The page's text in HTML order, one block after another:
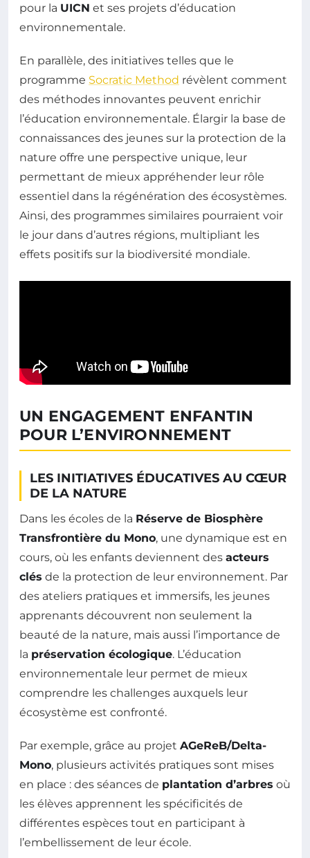
pour la UICN et ses projets d’éducation
environnementale.
En parallèle, des initiatives telles que le
programme Socratic Method révèlent comment
des méthodes innovantes peuvent enrichir
l’éducation environnementale. Élargir la base de
connaissances des jeunes sur la protection de la
nature offre une perspective unique, leur
permettant de mieux appréhender leur rôle
essentiel dans la régénération des écosystèmes.
Ainsi, des programmes similaires pourraient voir
le jour dans d’autres régions, multipliant les
effets positifs sur la biodiversité mondiale.
UN ENGAGEMENT ENFANTIN
POUR L’ENVIRONNEMENT
LES INITIATIVES ÉDUCATIVES AU CŒUR
DE LA NATURE
Dans les écoles de la Réserve de Biosphère
Transfrontière du Mono, une dynamique est en
cours, où les enfants deviennent des acteurs
clés de la protection de leur environnement. Par
des ateliers pratiques et immersifs, les jeunes
apprenants découvrent non seulement la
beauté de la nature, mais aussi l’importance de
la préservation écologique. L’éducation
environnementale leur permet de mieux
comprendre les challenges auxquels leur
écosystème est confronté.
Par exemple, grâce au projet AGeReB/Delta-
Mono, plusieurs activités pratiques sont mises
en place : des séances de plantation d’arbres où
les élèves apprennent les spécificités de
différentes espèces tout en participant à
l’embellissement de leur école.